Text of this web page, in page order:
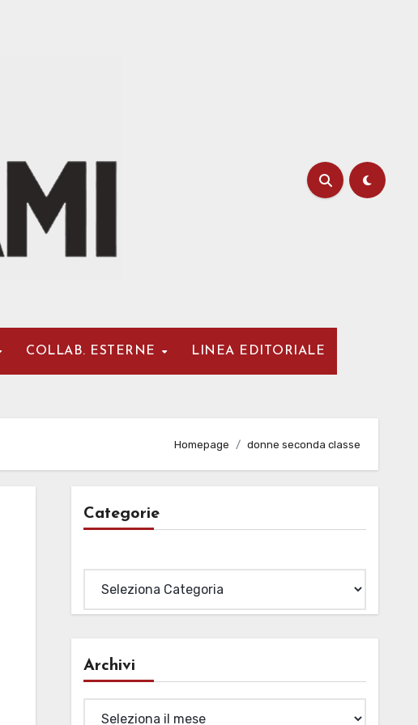
COLLAB. ESTERNE LINEA EDITORIALE
Homepage donne seconda classe
Categorie
Archivi